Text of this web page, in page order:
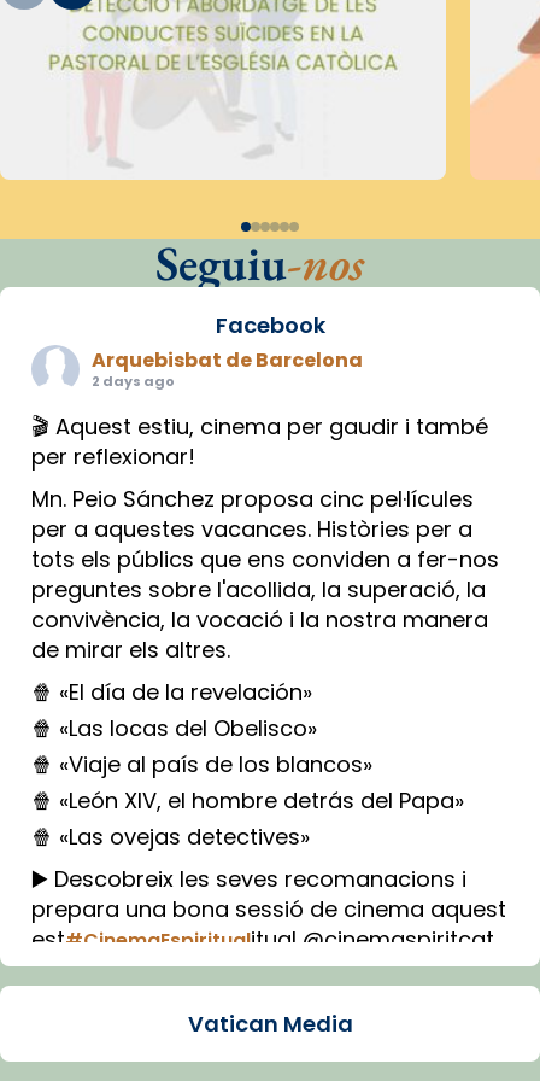
Seguiu-nos
Facebook
Arquebisbat de Barcelona
2 days ago
🎬 Aquest estiu, cinema per gaudir i també
per reflexionar!
Mn. Peio Sánchez proposa cinc pel·lícules
per a aquestes vacances. Històries per a
tots els públics que ens conviden a fer-nos
preguntes sobre l'acollida, la superació, la
convivència, la vocació i la nostra manera
de mirar els altres.
🍿 «El día de la revelación»
🍿 «Las locas del Obelisco»
🍿 «Viaje al país de los blancos»
🍿 «León XIV, el hombre detrás del Papa»
🍿 «Las ovejas detectives»
▶️ Descobreix les seves recomanacions i
prepara una bona sessió de cinema aquest
est#CinemaEspiritualitual @cinemaspiritcat
Imatge: Generada amb IA (OpenAI)
Vatican Media